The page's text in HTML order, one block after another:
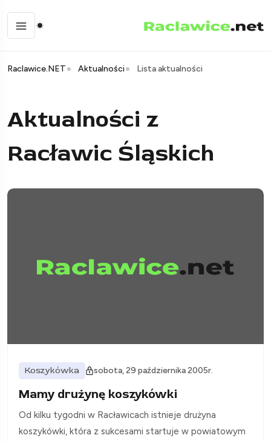
Raclawice.NET Aktualności Lista aktualności
Aktualności z
Racławic Śląskich
Koszykówka sobota, 29 października 2005r.
Mamy drużynę koszykówki
Od kilku tygodni w Racławicach istnieje drużyna
koszykówki, która z sukcesami startuje w powiatowym